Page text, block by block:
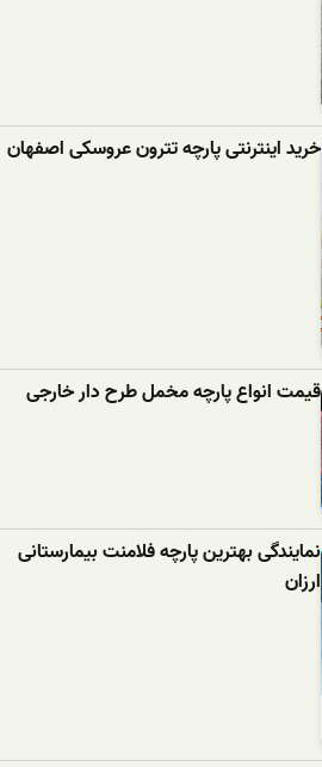
خرید اینترنتی پارچه تترون عروسکی اصفهان
قیمت انواع پارچه مخمل طرح دار خارجی
نمایندگی بهترین پارچه فلامنت بیمارستانی
ارزان